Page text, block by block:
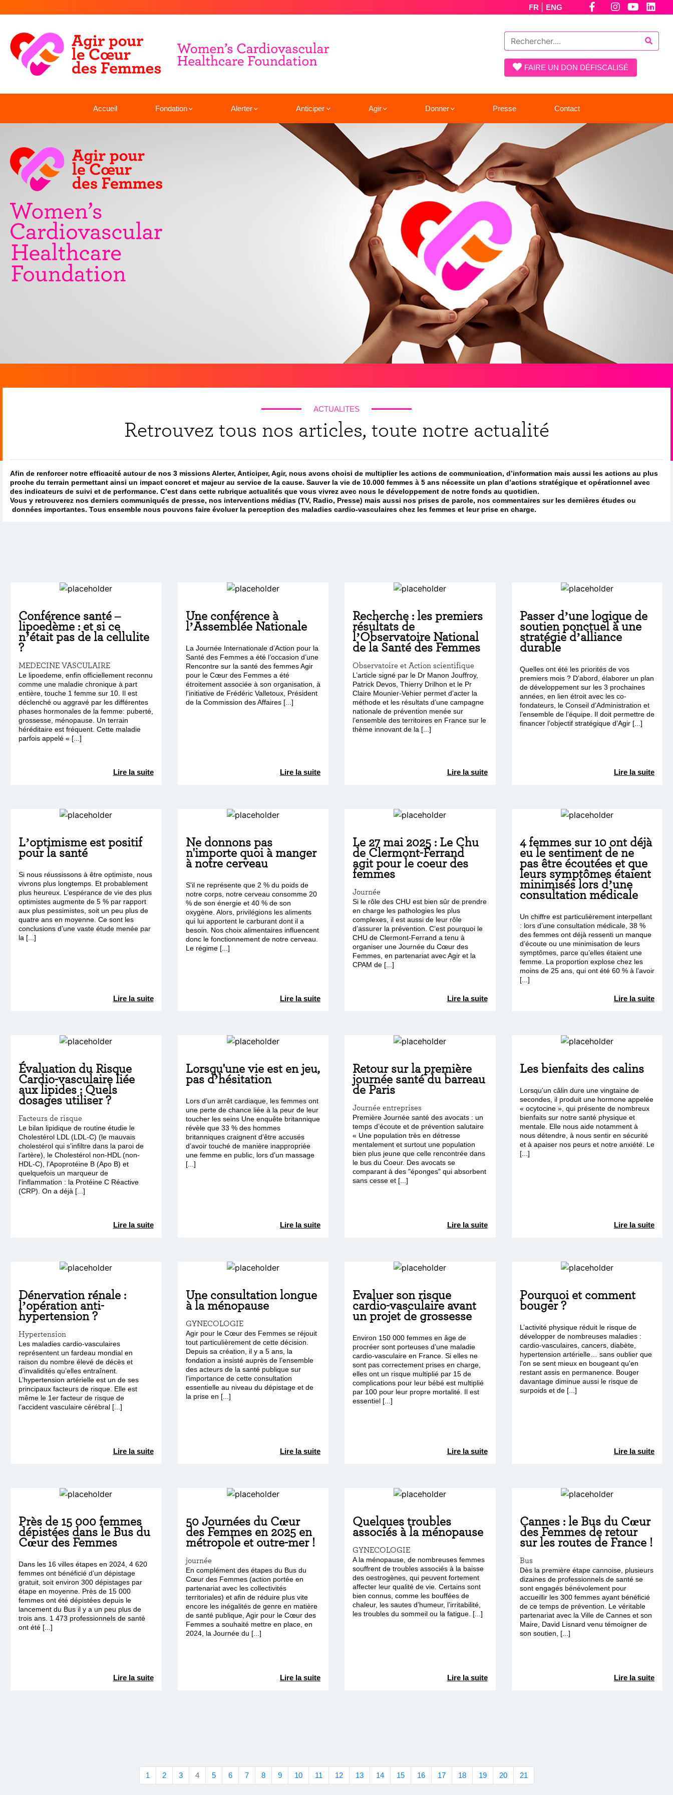
FR ENG
FAIRE UN DON DÉFISCALISÉ
Accueil Fondation Alerter Anticiper Agir Donner Presse Contact
ACTUALITES
Retrouvez tous nos articles, toute notre actualité
Afin de renforcer notre efficacité autour de nos 3 missions Alerter, Anticiper, Agir, nous avons choisi de multiplier les actions de communication, d’information mais aussi les actions au plus
proche du terrain permettant ainsi un impact concret et majeur au service de la cause. Sauver la vie de 10.000 femmes à 5 ans nécessite un plan d’actions stratégique et opérationnel avec
des indicateurs de suivi et de performance. C’est dans cette rubrique actualités que vous vivrez avec nous le développement de notre fonds au quotidien.
Vous y retrouverez nos derniers communiqués de presse, nos interventions médias (TV, Radio, Presse) mais aussi nos prises de parole, nos commentaires sur les dernières études ou
données importantes. Tous ensemble nous pouvons faire évoluer la perception des maladies cardio-vasculaires chez les femmes et leur prise en charge.
Conférence santé –
lipoedème : et si ce
n’était pas de la cellulite
?
MEDECINE VASCULAIRE
Le lipoedeme, enfin officiellement reconnu
comme une maladie chronique à part
entière, touche 1 femme sur 10. Il est
déclenché ou aggravé par les différentes
phases hormonales de la femme: puberté,
grossesse, ménopause. Un terrain
héréditaire est fréquent. Cette maladie
parfois appelé « [...]
Lire la suite
Une conférence à
l’Assemblée Nationale
La Journée Internationale d’Action pour la
Santé des Femmes a été l’occasion d’une
Rencontre sur la santé des femmes Agir
pour le Cœur des Femmes a été
étroitement associée à son organisation, à
l’initiative de Frédéric Valletoux, Président
de la Commission des Affaires [...]
Lire la suite
Recherche : les premiers
résultats de
l’Observatoire National
de la Santé des Femmes
Observatoire et Action scientifique
L’article signé par le Dr Manon Jouffroy,
Patrick Devos, Thierry Drilhon et le Pr
Claire Mounier-Vehier permet d’acter la
méthode et les résultats d’une campagne
nationale de prévention menée sur
l’ensemble des territoires en France sur le
thème innovant de la [...]
Lire la suite
Passer d’une logique de
soutien ponctuel à une
stratégie d’alliance
durable
Quelles ont été les priorités de vos
premiers mois ? D’abord, élaborer un plan
de développement sur les 3 prochaines
années, en lien étroit avec les co-
fondateurs, le Conseil d’Administration et
l’ensemble de l’équipe. Il doit permettre de
financer l’objectif stratégique d’Agir [...]
Lire la suite
L’optimisme est positif
pour la santé
Si nous réussissons à être optimiste, nous
vivrons plus longtemps. Et probablement
plus heureux. L’espérance de vie des plus
optimistes augmente de 5 % par rapport
aux plus pessimistes, soit un peu plus de
quatre ans en moyenne. Ce sont les
conclusions d’une vaste étude menée par
la [...]
Lire la suite
Ne donnons pas
n'importe quoi à manger
à notre cerveau
S'il ne représente que 2 % du poids de
notre corps, notre cerveau consomme 20
% de son énergie et 40 % de son
oxygène. Alors, privilégions les aliments
qui lui apportent le carburant dont il a
besoin. Nos choix alimentaires influencent
donc le fonctionnement de notre cerveau.
Le régime [...]
Lire la suite
Le 27 mai 2025 : Le Chu
de Clermont-Ferrand
agit pour le coeur des
femmes
Journée
Si le rôle des CHU est bien sûr de prendre
en charge les pathologies les plus
complexes, il est aussi de leur rôle
d’assurer la prévention. C’est pourquoi le
CHU de Clermont-Ferrand a tenu à
organiser une Journée du Cœur des
Femmes, en partenariat avec Agir et la
CPAM de [...]
Lire la suite
4 femmes sur 10 ont déjà
eu le sentiment de ne
pas être écoutées et que
leurs symptômes étaient
minimisés lors d’une
consultation médicale
Un chiffre est particulièrement interpellant
: lors d’une consultation médicale, 38 %
des femmes ont déjà ressenti un manque
d’écoute ou une minimisation de leurs
symptômes, parce qu’elles étaient une
femme. La proportion explose chez les
moins de 25 ans, qui ont été 60 % à l’avoir
[...]
Lire la suite
Évaluation du Risque
Cardio-vasculaire liée
aux lipides : Quels
dosages utiliser ?
Facteurs de risque
Le bilan lipidique de routine étudie le
Cholestérol LDL (LDL-C) (le mauvais
cholestérol qui s’infiltre dans la paroi de
l’artère), le Cholestérol non-HDL (non-
HDL-C), l’Apoprotéine B (Apo B) et
quelquefois un marqueur de
l’inflammation : la Protéine C Réactive
(CRP). On a déjà [...]
Lire la suite
Lorsqu'une vie est en jeu,
pas d’hésitation
Lors d’un arrêt cardiaque, les femmes ont
une perte de chance liée à la peur de leur
toucher les seins Une enquête britannique
révèle que 33 % des hommes
britanniques craignent d’être accusés
d’avoir touché de manière inappropriée
une femme en public, lors d'un massage
[...]
Lire la suite
Retour sur la première
journée santé du barreau
de Paris
Journée entreprises
Première Journée santé des avocats : un
temps d’écoute et de prévention salutaire
« Une population très en détresse
mentalement et surtout une population
bien plus jeune que celle rencontrée dans
le bus du Coeur. Des avocats se
comparant à des "éponges" qui absorbent
sans cesse et [...]
Lire la suite
Les bienfaits des calins
Lorsqu'un câlin dure une vingtaine de
secondes, il produit une hormone appelée
« ocytocine », qui présente de nombreux
bienfaits sur notre santé physique et
mentale. Elle nous aide notamment à
nous détendre, à nous sentir en sécurité
et à apaiser nos peurs et notre anxiété. Le
[...]
Lire la suite
Dénervation rénale :
l’opération anti-
hypertension ?
Hypertension
Les maladies cardio-vasculaires
représentent un fardeau mondial en
raison du nombre élevé de décès et
d’invalidités qu’elles entraînent.
L’hypertension artérielle est un de ses
principaux facteurs de risque. Elle est
même le 1er facteur de risque de
l’accident vasculaire cérébral [...]
Lire la suite
Une consultation longue
à la ménopause
GYNECOLOGIE
Agir pour le Cœur des Femmes se réjouit
tout particulièrement de cette décision.
Depuis sa création, il y a 5 ans, la
fondation a insisté auprès de l’ensemble
des acteurs de la santé publique sur
l’importance de cette consultation
essentielle au niveau du dépistage et de
la prise en [...]
Lire la suite
Evaluer son risque
cardio-vasculaire avant
un projet de grossesse
Environ 150 000 femmes en âge de
procréer sont porteuses d’une maladie
cardio-vasculaire en France. Si elles ne
sont pas correctement prises en charge,
elles ont un risque multiplié par 15 de
complications pour leur bébé est multiplié
par 100 pour leur propre mortalité. Il est
essentiel [...]
Lire la suite
Pourquoi et comment
bouger ?
L’activité physique réduit le risque de
développer de nombreuses maladies :
cardio-vasculaires, cancers, diabète,
hypertension artérielle… sans oublier que
l'on se sent mieux en bougeant qu'en
restant assis en permanence. Bouger
davantage diminue aussi le risque de
surpoids et de [...]
Lire la suite
Près de 15 000 femmes
dépistées dans le Bus du
Cœur des Femmes
Dans les 16 villes étapes en 2024, 4 620
femmes ont bénéficié d’un dépistage
gratuit, soit environ 300 dépistages par
étape en moyenne. Près de 15 000
femmes ont été dépistées depuis le
lancement du Bus il y a un peu plus de
trois ans. 1 473 professionnels de santé
ont été [...]
Lire la suite
50 Journées du Cœur
des Femmes en 2025 en
métropole et outre-mer !
journée
En complément des étapes du Bus du
Cœur des Femmes (action portée en
partenariat avec les collectivités
territoriales) et afin de réduire plus vite
encore les inégalités de genre en matière
de santé publique, Agir pour le Cœur des
Femmes a souhaité mettre en place, en
2024, la Journée du [...]
Lire la suite
Quelques troubles
associés à la ménopause
GYNECOLOGIE
A la ménopause, de nombreuses femmes
souffrent de troubles associés à la baisse
des oestrogènes, qui peuvent fortement
affecter leur qualité de vie. Certains sont
bien connus, comme les bouffées de
chaleur, les sautes d’humeur, l’irritabilité,
les troubles du sommeil ou la fatigue. [...]
Lire la suite
Cannes : le Bus du Cœur
des Femmes de retour
sur les routes de France !
Bus
Dès la première étape cannoise, plusieurs
dizaines de professionnels de santé se
sont engagés bénévolement pour
accueillir les 300 femmes ayant bénéficié
de ce temps de prévention. Le véritable
partenariat avec la Ville de Cannes et son
Maire, David Lisnard venu témoigner de
son soutien, [...]
Lire la suite
1 2 3 4 5 6 7 8 9 10 11 12 13 14 15 16 17 18 19 20 21